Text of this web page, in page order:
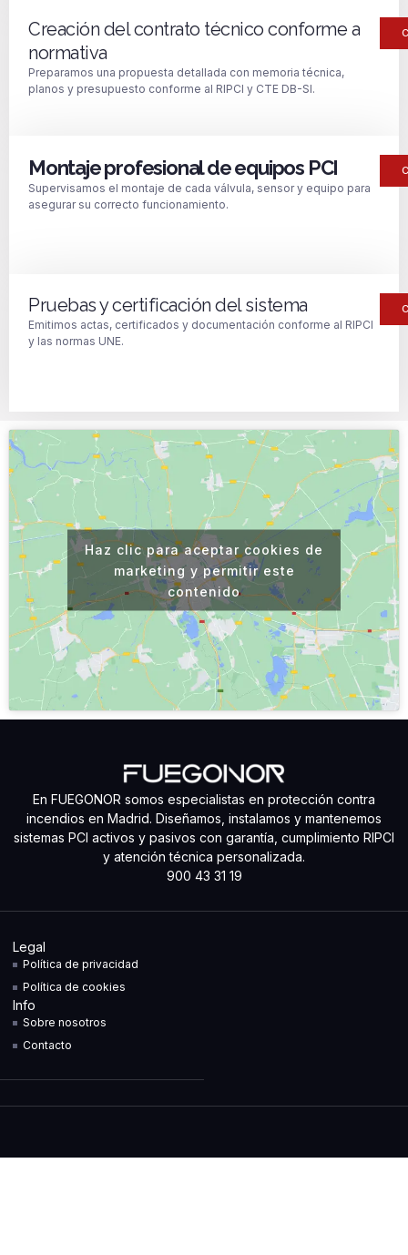
Creación del contrato técnico conforme a
normativa
Preparamos una propuesta detallada con memoria técnica,
planos y presupuesto conforme al RIPCI y CTE DB-SI.
Montaje profesional de equipos PCI
Supervisamos el montaje de cada válvula, sensor y equipo para
asegurar su correcto funcionamiento.
Pruebas y certificación del sistema
Emitimos actas, certificados y documentación conforme al RIPCI
y las normas UNE.
Haz clic para aceptar cookies de
marketing y permitir este
contenido
En FUEGONOR somos especialistas en protección contra
incendios en Madrid. Diseñamos, instalamos y mantenemos
sistemas PCI activos y pasivos con garantía, cumplimiento RIPCI
y atención técnica personalizada.
900 43 31 19
Legal
Política de privacidad
Política de cookies
Info
Sobre nosotros
Contacto